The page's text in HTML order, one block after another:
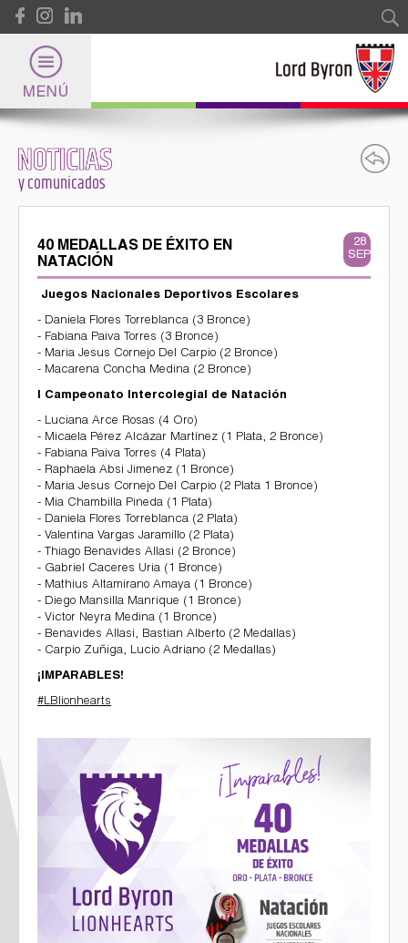
Pasar al contenido principal
Internacional
Deportes
Galería de Fotos
Documentarios
NOTICIAS
y comunicados
40 MEDALLAS DE ÉXITO EN
NATACIÓN
28
SEP
Juegos Nacionales Deportivos Escolares
- Daniela Flores Torreblanca (3 Bronce)
- Fabiana Paiva Torres (3 Bronce)
- Maria Jesus Cornejo Del Carpio (2 Bronce)
- Macarena Concha Medina (2 Bronce)
I Campeonato Intercolegial de Natación
- Luciana Arce Rosas (4 Oro)
- Micaela Pérez Alcázar Martínez (1 Plata, 2 Bronce)
- Fabiana Paiva Torres (4 Plata)
- Raphaela Absi Jimenez (1 Bronce)
- Maria Jesus Cornejo Del Carpio (2 Plata 1 Bronce)
- Mia Chambilla Pineda (1 Plata)
- Daniela Flores Torreblanca (2 Plata)
- Valentina Vargas Jaramillo (2 Plata)
- Thiago Benavides Allasi (2 Bronce)
- Gabriel Caceres Uria (1 Bronce)
- Mathius Altamirano Amaya (1 Bronce)
- Diego Mansilla Manrique (1 Bronce)
- Victor Neyra Medina (1 Bronce)
- Benavides Allasi, Bastian Alberto (2 Medallas)
- Carpio Zuñiga, Lucio Adriano (2 Medallas)
¡IMPARABLES!
#LBlionhearts
309607025_5683821948346822_895516451440910956_n.jpg